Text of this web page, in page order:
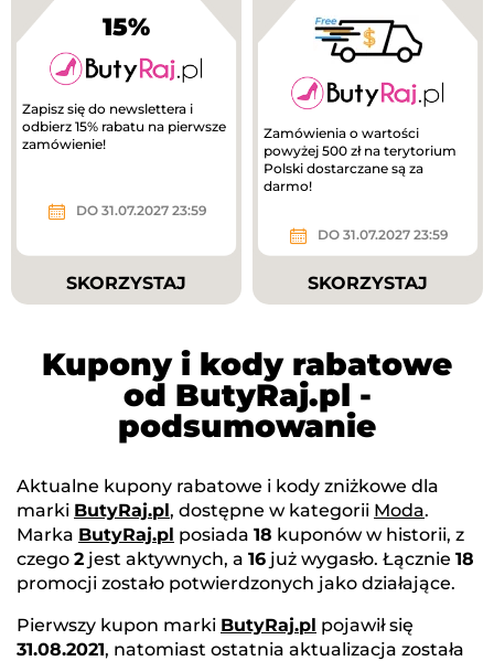
15%
Zapisz się do newslettera i
odbierz 15% rabatu na pierwsze
zamówienie!
DO 31.07.2027 23:59
SKORZYSTAJ
Zamówienia o wartości
powyżej 500 zł na terytorium
Polski dostarczane są za
darmo!
DO 31.07.2027 23:59
SKORZYSTAJ
Kupony i kody rabatowe
od ButyRaj.pl -
podsumowanie
Aktualne kupony rabatowe i kody zniżkowe dla
marki ButyRaj.pl, dostępne w kategorii Moda.
Marka ButyRaj.pl posiada 18 kuponów w historii, z
czego 2 jest aktywnych, a 16 już wygasło. Łącznie 18
promocji zostało potwierdzonych jako działające.
Pierwszy kupon marki ButyRaj.pl pojawił się
31.08.2021, natomiast ostatnia aktualizacja została